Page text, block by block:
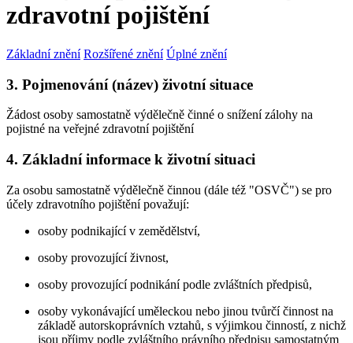
zdravotní pojištění
Základní znění Rozšířené znění Úplné znění
3. Pojmenování (název) životní situace
Žádost osoby samostatně výdělečně činné o snížení zálohy na
pojistné na veřejné zdravotní pojištění
4. Základní informace k životní situaci
Za osobu samostatně výdělečně činnou (dále též "OSVČ") se pro
účely zdravotního pojištění považují:
osoby podnikající v zemědělství,
osoby provozující živnost,
osoby provozující podnikání podle zvláštních předpisů,
osoby vykonávající uměleckou nebo jinou tvůrčí činnost na
základě autorskoprávních vztahů, s výjimkou činností, z nichž
jsou příjmy podle zvláštního právního předpisu samostatným